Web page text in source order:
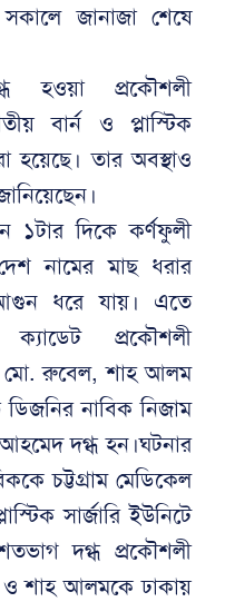
জানাজা শেষে
হওয়া প্রকৌশলী
বার্ন ও প্লাস্টিক
হয়েছে। তার অবস্থাও
১টার দিকে কর্ণফুলী
নামের মাছ ধরার
ধরে যায়। এতে
প্রকৌশলী
মো. রুবেল, শাহ আলম
নাবিক নিজাম
দগ্ধ হন।ঘটনার
চট্টগ্রাম মেডিকেল
সার্জারি ইউনিটে
দগ্ধ প্রকৌশলী
শাহ আলমকে ঢাকায়